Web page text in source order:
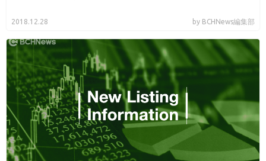
2018.12.28 by BCHNews編集部